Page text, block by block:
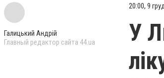
Галицький Андрій
Главный редактор сайта 44.ua
20:00, 9
У